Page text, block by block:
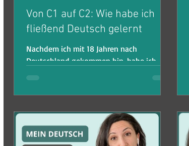
Von C1 auf C2: Wie habe ich
fließend Deutsch gelernt
Nachdem ich mit 18 Jahren nach
Deutschland gekommen bin, habe ich
schnell verstanden, dass die Strategien,